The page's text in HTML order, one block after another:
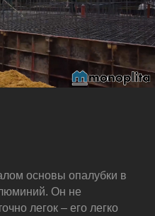
основы опалубки в
Он не
легок – его легко